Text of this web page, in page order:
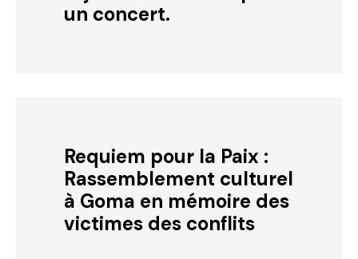
un concert.
Requiem pour la Paix :
Rassemblement culturel
à Goma en mémoire des
victimes des conflits